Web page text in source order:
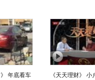
》 年底看车
《天天理财》 小